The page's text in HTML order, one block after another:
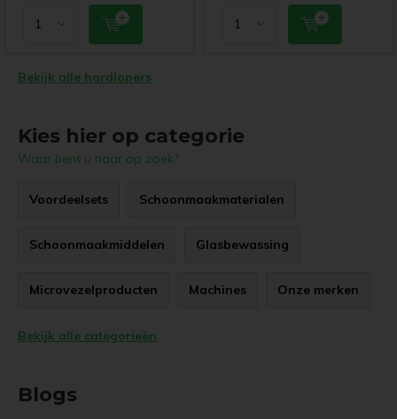
Bekijk alle hardlopers
Kies hier op categorie
Waar bent u naar op zoek?
Voordeelsets Schoonmaakmaterialen
Schoonmaakmiddelen Glasbewassing
Microvezelproducten Machines Onze merken
Bekijk alle categorieën
Blogs